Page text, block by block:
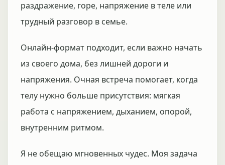
раздражение, горе, напряжение в теле или
трудный разговор в семье.
Онлайн-формат подходит, если важно начать
из своего дома, без лишней дороги и
напряжения. Очная встреча помогает, когда
телу нужно больше присутствия: мягкая
работа с напряжением, дыханием, опорой,
внутренним ритмом.
Я не обещаю мгновенных чудес. Моя задача